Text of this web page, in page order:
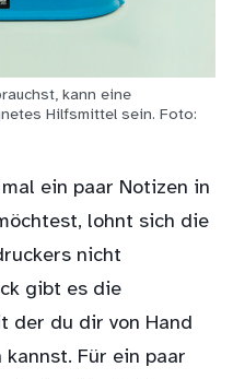
kann eine
Hilfsmittel sein. Foto:
ein paar Notizen in
lohnt sich die
nicht
gibt es die
der du dir von Hand
Für ein paar